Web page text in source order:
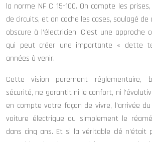
la norme NF C 15-100. On compte les
de circuits, et on coche les cases, soulagé
obscure à l’électricien. C’est une approche
qui peut créer une importante « dette
années à venir.
Cette vision purement réglementaire,
sécurité, ne garantit ni le confort, ni
en compte votre façon de vivre, l’arrivée
voiture électrique ou simplement le
dans cinq ans. Et si la véritable clé n’était